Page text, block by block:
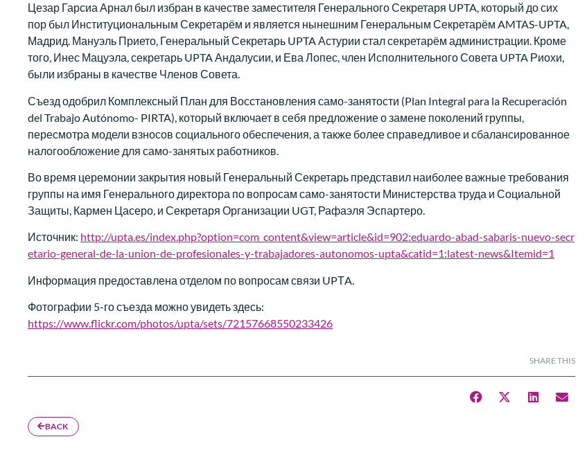
Цезар Гарсиа Арнал был избран в качестве заместителя Генерального Секретаря UPTA, который до сих
пор был Институциональным Секретарём и является нынешним Генеральным Секретарём AMTAS-UPTA,
Мадрид. Мануэль Прието, Генеральный Секретарь UPTA Астурии стал секретарём администрации. Кроме
того, Инес Мацуэла, секретарь UPTA Андалусии, и Ева Лопес, член Исполнительного Совета UPTA Риохи,
были избраны в качестве Членов Совета.
Съезд одобрил Комплексный План для Восстановления само-занятости (Plan Integral para la Recuperación
del Trabajo Autónomo- PIRTA), который включает в себя предложение о замене поколений группы,
пересмотра модели взносов социального обеспечения, а также более справедливое и сбалансированное
налогообложение для само-занятых работников.
Во время церемонии закрытия новый Генеральный Секретарь представил наиболее важные требования
группы на имя Генерального директора по вопросам само-занятости Министерства труда и Социальной
Защиты, Кармен Цасеро, и Секретаря Организации UGT, Рафаэля Эспартеро.
Источник: http://upta.es/index.php?option=com_content&view=article&id=902:eduardo-abad-sabaris-nuevo-secr
etario-general-de-la-union-de-profesionales-y-trabajadores-autonomos-upta&catid=1:latest-news&Itemid=1
Информация предоставлена отделом по вопросам связи UPТA.
Фотографии 5-го съезда можно увидеть здесь:
https://www.flickr.com/photos/upta/sets/72157668550233426
SHARE THIS
BACK